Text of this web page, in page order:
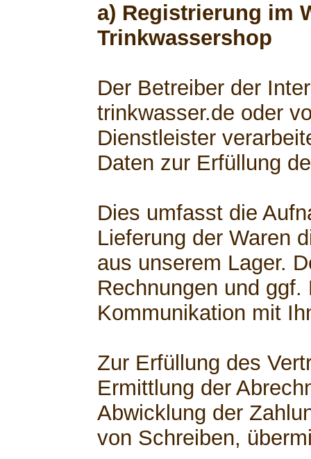
a) Registrierung im
Trinkwassershop
Der Betreiber der
trinkwasser.de oder
Dienstleister
Daten zur Erfüllung
Dies umfasst die
Lieferung der Waren
aus unserem Lager.
Rechnungen und
Kommunikation mit
Zur Erfüllung des
Ermittlung der
Abwicklung der
von Schreiben,